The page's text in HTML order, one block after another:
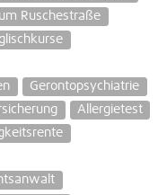
Ruschestraße
Gerontopsychiatrie
Allergietest